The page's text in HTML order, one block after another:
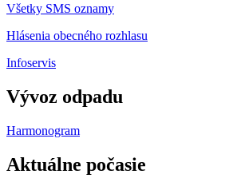
Všetky SMS oznamy
Hlásenia obecného rozhlasu
Infoservis
Vývoz odpadu
Harmonogram
Aktuálne počasie